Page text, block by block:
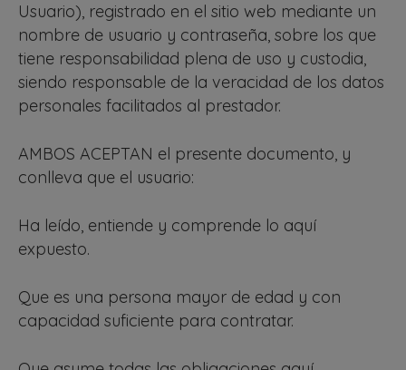
Usuario), registrado en el sitio web mediante un
nombre de usuario y contraseña, sobre los que
tiene responsabilidad plena de uso y custodia,
siendo responsable de la veracidad de los datos
personales facilitados al prestador.
AMBOS ACEPTAN el presente documento, y
conlleva que el usuario:
Ha leído, entiende y comprende lo aquí
expuesto.
Que es una persona mayor de edad y con
capacidad suficiente para contratar.